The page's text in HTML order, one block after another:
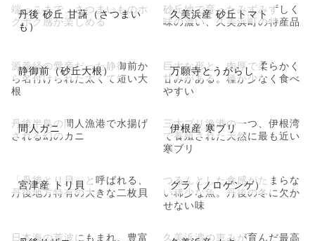
丹後 砂丘 甘藷（さつまい
も）
端っこまで、さつまいものホ
クホク感が楽しめる
久美浜産 砂丘トマト
砂丘地で育ったみずみずしく
味の濃い、久美浜町の特産品
静御前（砂丘大根）
源義経の愛妾だった静御前か
ら名付けられた太くて短い大
根
万願寺とうがらし
巨大な形と、肉厚で柔らかく
甘みがある。種が少なく食べ
やすい
間人ガニ
丹後半島の間人漁港で水揚げ
される幻のカニ
伊根産 寒ブリ
三大ブリ漁港の一つ、伊根湾
で養殖された天然に最も近い
寒ブリ
宮津産 トリ貝
「丹後とり貝」と呼ばれる、
丹後地方特有の大きな二枚貝
グラ（ノロゲンゲ）
つるんとした食感がたまらな
い稀少な魚。丹後の冬に欠か
せない味
日本海の荒波にもまれ、豊富
久美浜湾の恵みが育んだ最高